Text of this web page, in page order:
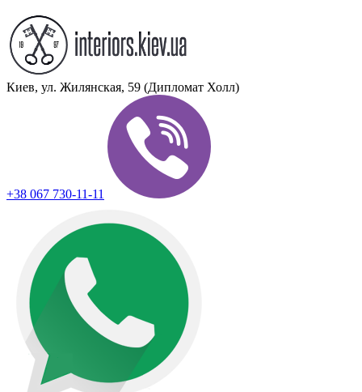
Киев, ул. Жилянская, 59 (Дипломат Холл)
+38 067 730-11-11